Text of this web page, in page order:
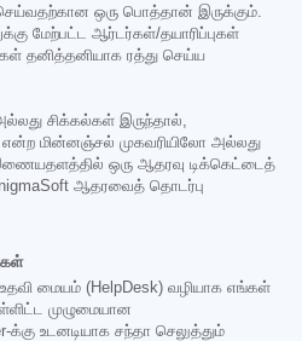
ஒரு பொத்தான் இருக்கும்.
மேற்பட்ட ஆர்டர்கள்/தயாரிப்புகள்
தனித்தனியாக ரத்து செய்ய
சிக்கல்கள் இருந்தால்,
என்ற மின்னஞ்சல் முகவரியிலோ அல்லது
ஒரு ஆதரவு டிக்கெட்டைத்
ஆதரவைத் தொடர்பு
மையம் (HelpDesk) வழியாக எங்கள்
முழுமையான
உடனடியாக சந்தா செலுத்தும்